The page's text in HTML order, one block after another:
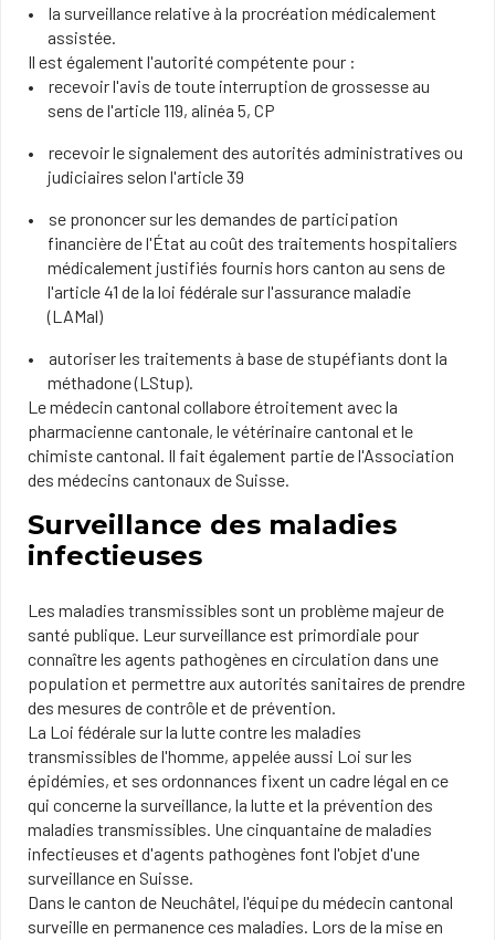
la surveillance relative à la procréation médicalement
assistée.
Il est également l'autorité compétente pour :
recevoir l'avis de toute interruption de grossesse au
sens de l'article 119, alinéa 5, CP
recevoir le signalement des autorités administratives ou
judiciaires selon l'article 39
se prononcer sur les demandes de participation
financière de l'État au coût des traitements hospitaliers
médicalement justifiés fournis hors canton au sens de
l'article 41 de la loi fédérale sur l'assurance maladie
(LAMal)
autoriser les traitements à base de stupéfiants dont la
méthadone (LStup).
Le médecin cantonal collabore étroitement avec la
pharmacienne cantonale, le vétérinaire cantonal et le
chimiste cantonal. Il fait également partie de l'Association
des médecins cantonaux de Suisse.
Surveillance des maladies
infectieuses
Les maladies transmissibles sont un problème majeur de
santé publique. Leur surveillance est primordiale pour
connaître les agents pathogènes en circulation dans une
population et permettre aux autorités sanitaires de prendre
des mesures de contrôle et de prévention.
La Loi fédérale sur la lutte contre les maladies
transmissibles de l'homme, appelée aussi Loi sur les
épidémies, et ses ordonnances fixent un cadre légal en ce
qui concerne la surveillance, la lutte et la prévention des
maladies transmissibles. Une cinquantaine de maladies
infectieuses et d'agents pathogènes font l'objet d'une
surveillance en Suisse.
Dans le canton de Neuchâtel, l'équipe du médecin cantonal
surveille en permanence ces maladies. Lors de la mise en